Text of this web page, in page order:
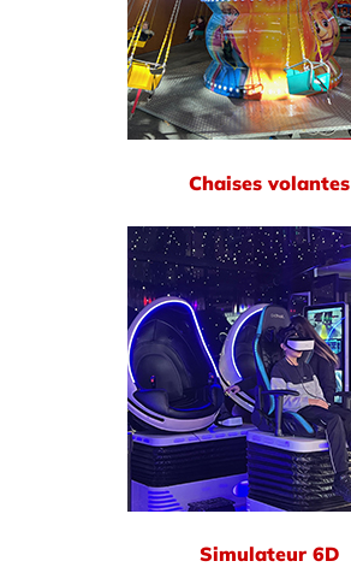
Chaises volantes
Simulateur 6D